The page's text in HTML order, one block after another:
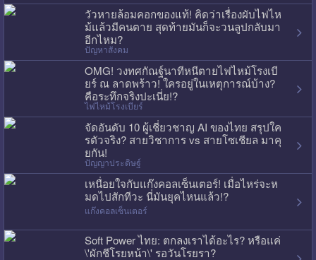
วัวหายล้อมคอกของแท้! คิดว่าเรื่องผับไฟไห
ม้แล้วมีคนตาย สุดท้ายมันก็จะวนลูปกลับมา
อีกไหม?
ปัญหาสังคม
OMG! วงทศกัณฐ์นาทีหนีตายไฟไหม้โรงเบี
ยร์ ณ ลาดพร้าว! ใครอยู่ในเหตุการณ์บ้าง?
คือระทึกจริงปะเนี่ย!?
ไฟไหม้โรงเบียร์
จัดอันดับ 10 ผู้เชี่ยวชาญ AI ของไทย สรุปใค
รตัวจริง? สายวิชาการ vs สายโซเชียล มาคุ
ยกัน!
ปัญญาประดิษฐ์
เหนื่อยใจกับแก๊งคอลเซ็นเตอร์! เมื่อไหร่จะห
มดไปสักทีวะ นี่มันยุคไหนแล้ว!?
แก๊งคอลเซ็นเตอร์
Soft Power ไทย: ตกลงเราได้อะไร? หรือแค่
\'ผักชีโรยหน้า\' รอวันโรยรา?